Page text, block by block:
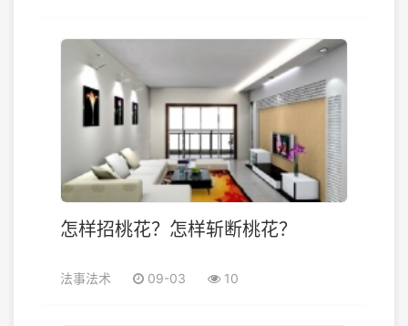
怎样招桃花？怎样斩断桃花？
法事法术 09-03 10